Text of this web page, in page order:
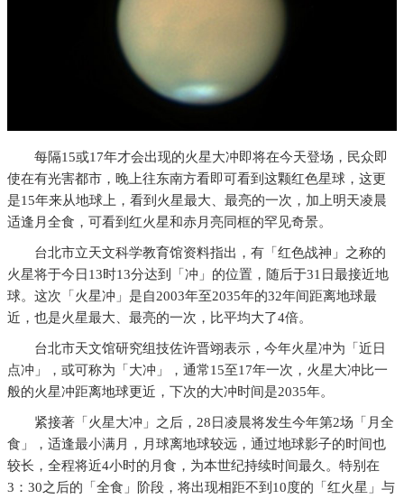
每隔15或17年才会出现的火星大冲即将在今天登场，民众即
使在有光害都市，晚上往东南方看即可看到这颗红色星球，这更
是15年来从地球上，看到火星最大、最亮的一次，加上明天凌晨
适逢月全食，可看到红火星和赤月亮同框的罕见奇景。
台北市立天文科学教育馆资料指出，有「红色战神」之称的
火星将于今日13时13分达到「冲」的位置，随后于31日最接近地
球。这次「火星冲」是自2003年至2035年的32年间距离地球最
近，也是火星最大、最亮的一次，比平均大了4倍。
台北市天文馆研究组技佐许晋翊表示，今年火星冲为「近日
点冲」，或可称为「大冲」，通常15至17年一次，火星大冲比一
般的火星冲距离地球更近，下次的大冲时间是2035年。
紧接著「火星大冲」之后，28日凌晨将发生今年第2场「月全
食」，适逢最小满月，月球离地球较远，通过地球影子的时间也
较长，全程将近4小时的月食，为本世纪持续时间最久。特别在
3：30之后的「全食」阶段，将出现相距不到10度的「红火星」与